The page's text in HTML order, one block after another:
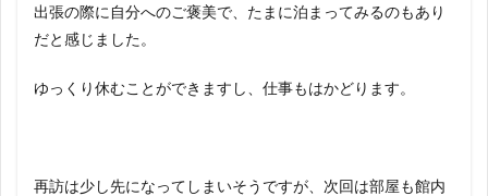
出張の際に自分へのご褒美で、たまに泊まってみるのもあり
だと感じました。
ゆっくり休むことができますし、仕事もはかどります。
再訪は少し先になってしまいそうですが、次回は部屋も館内